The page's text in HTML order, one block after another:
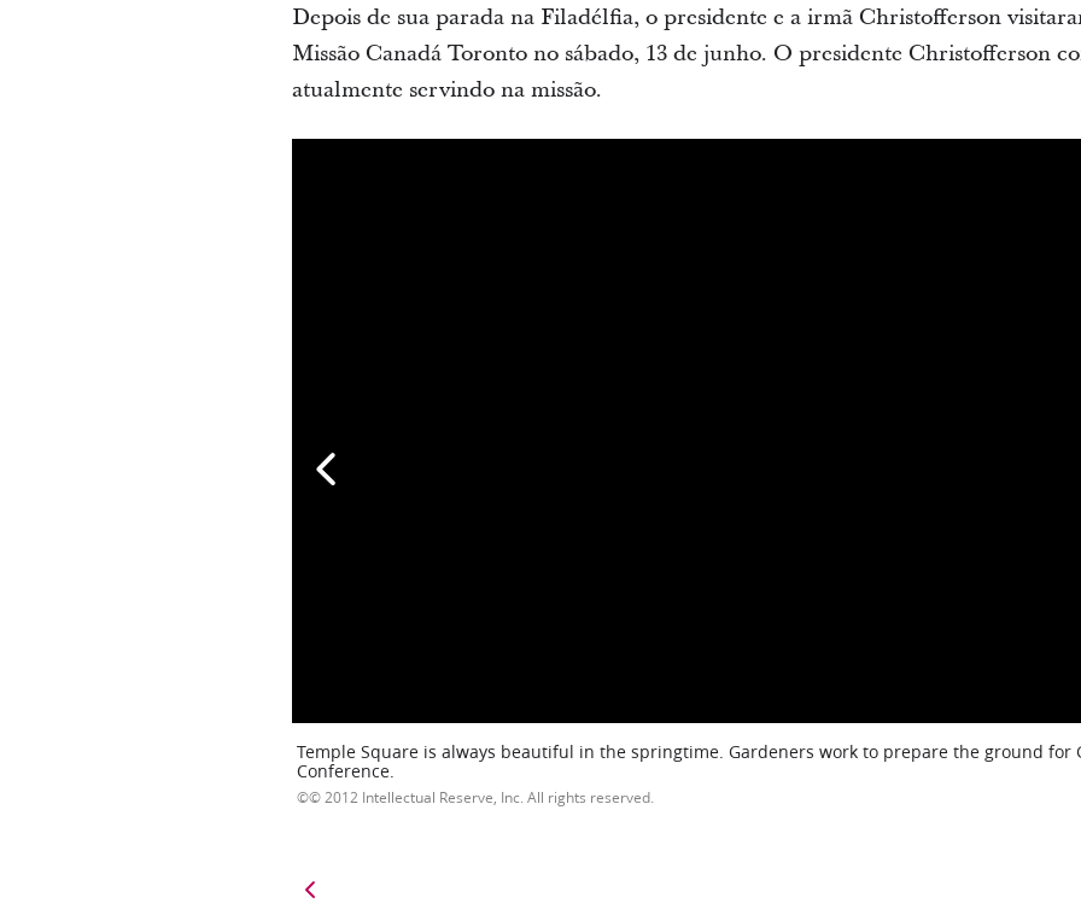
Depois de sua parada na Filadélfia, o presidente e a irmã Christofferson
Missão Canadá Toronto no sábado, 13 de junho. O presidente Christofferson
atualmente servindo na missão.
Temple Square is always beautiful in the springtime. Gardeners work to prepare the ground for
Conference.
© 2012 Intellectual Reserve, Inc. All rights reserved.